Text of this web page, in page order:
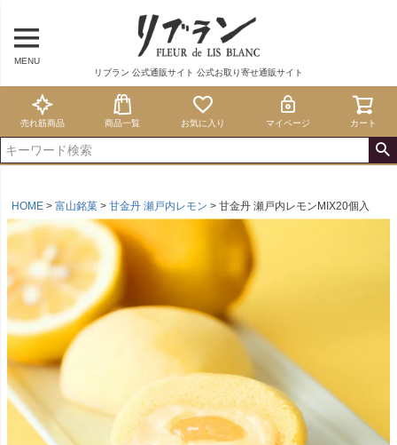
MENU
リブラン 公式通販サイト 公式お取り寄せ通販サイト
売れ筋商品 商品一覧 お気に入り マイページ カート
HOME 富山銘菓 甘金丹 瀬戸内レモン 甘金丹 瀬戸内レモンMIX20個入